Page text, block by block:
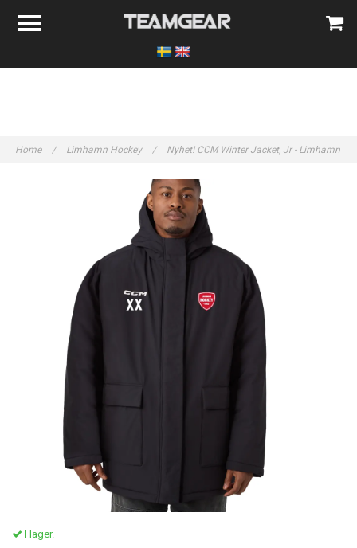
Home / Limhamn Hockey / Nyhet! CCM Winter Jacket, Jr - Limhamn
I lager.